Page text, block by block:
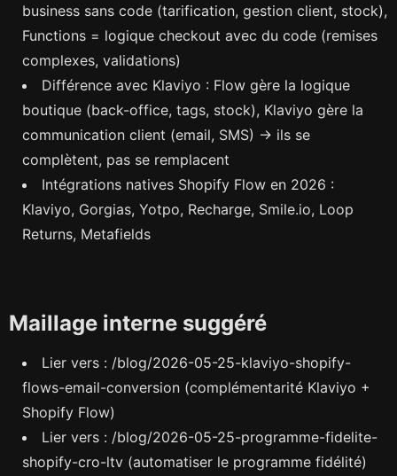
business sans code (tarification, gestion client, stock),
Functions = logique checkout avec du code (remises
complexes, validations)
Différence avec Klaviyo : Flow gère la logique
boutique (back-office, tags, stock), Klaviyo gère la
communication client (email, SMS) → ils se
complètent, pas se remplacent
Intégrations natives Shopify Flow en 2026 :
Klaviyo, Gorgias, Yotpo, Recharge, Smile.io, Loop
Returns, Metafields
Maillage interne suggéré
Lier vers : /blog/2026-05-25-klaviyo-shopify-
flows-email-conversion (complémentarité Klaviyo +
Shopify Flow)
Lier vers : /blog/2026-05-25-programme-fidelite-
shopify-cro-ltv (automatiser le programme fidélité)